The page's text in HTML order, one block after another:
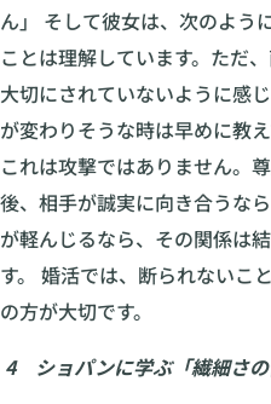
ん」 そして彼女は、次のよう
ことは理解しています。ただ
大切にされていないように感
が変わりそうな時は早めに教
これは攻撃ではありません。
後、相手が誠実に向き合うな
が軽んじるなら、その関係は
す。 婚活では、断られないこ
の方が大切です。
4 ショパンに学ぶ「繊細さの